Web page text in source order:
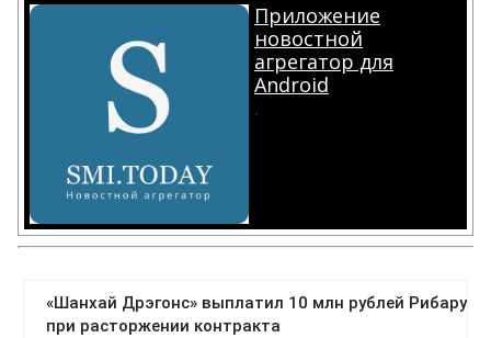
Приложение
новостной
агрегатор для
Android
.